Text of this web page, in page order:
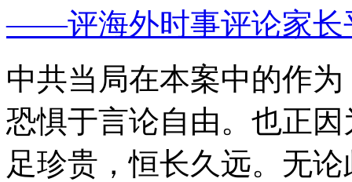
——评海外时事评论家长
中共当局在本案中的作
恐惧于言论自由。也正
足珍贵，恒长久远。无